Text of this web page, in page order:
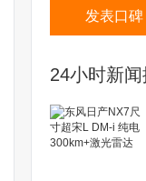
发表口碑
24小时新